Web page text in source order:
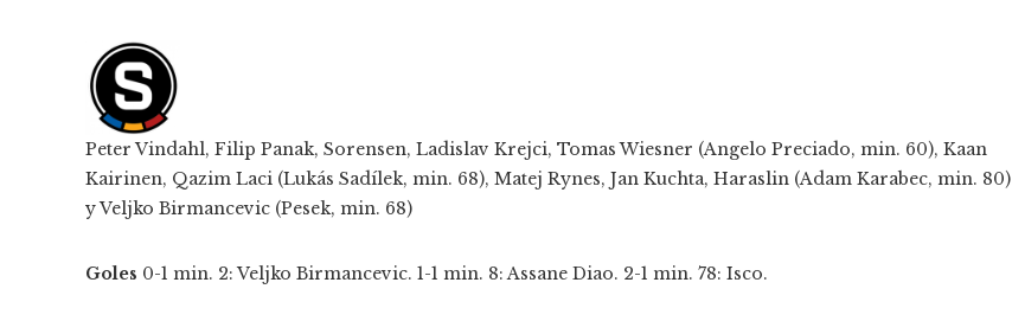
Peter Vindahl, Filip Panak, Sorensen, Ladislav Krejci, Tomas Wiesner (Angelo Preciado, min. 60), Kaan
Kairinen, Qazim Laci (Lukás Sadílek, min. 68), Matej Rynes, Jan Kuchta, Haraslin (Adam Karabec, min. 80)
y Veljko Birmancevic (Pesek, min. 68)
Goles 0-1 min. 2: Veljko Birmancevic. 1-1 min. 8: Assane Diao. 2-1 min. 78: Isco.